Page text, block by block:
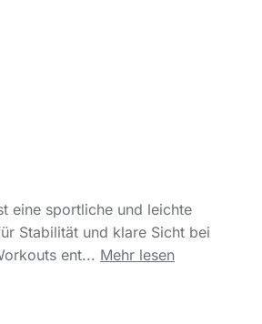
eine sportliche und leichte
Stabilität und klare Sicht bei
ent... Mehr lesen